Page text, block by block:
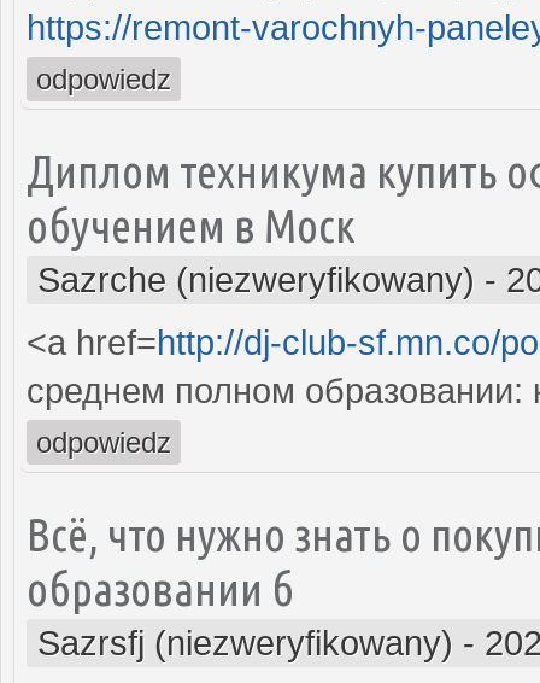
https://remont-varochnyh-
odpowiedz
Диплом техникума купить
обучением в Моск
Sazrche (niezweryfikowany) -
<a href=http://dj-club-sf.mn.co/
среднем полном образовании:
odpowiedz
Всё, что нужно знать о
образовании б
Sazrsfj (niezweryfikowany) -